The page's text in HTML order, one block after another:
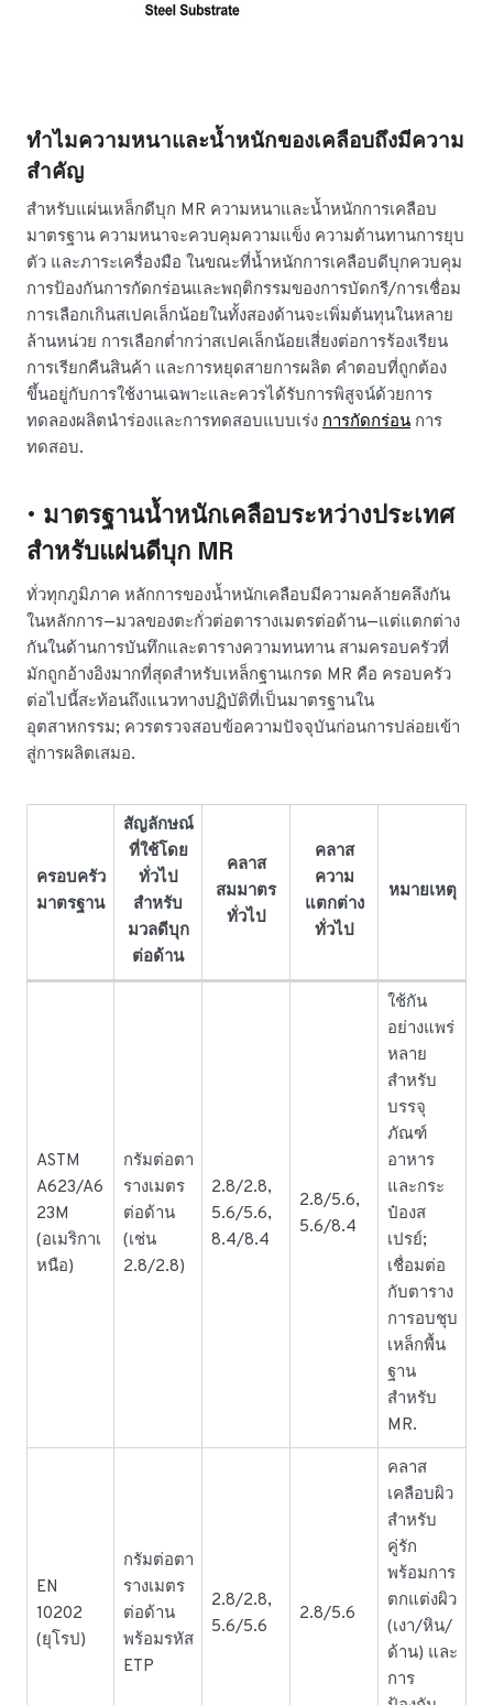
ทำไมความหนาและน้ำหนักของเคลือบถึงมีความ
สำคัญ
สำหรับแผ่นเหล็กดีบุก MR ความหนาและน้ำหนักการเคลือบ
มาตรฐาน ความหนาจะควบคุมความแข็ง ความต้านทานการยุบ
ตัว และภาระเครื่องมือ ในขณะที่น้ำหนักการเคลือบดีบุกควบคุม
การป้องกันการกัดกร่อนและพฤติกรรมของการบัดกรี/การเชื่อม
การเลือกเกินสเปคเล็กน้อยในทั้งสองด้านจะเพิ่มต้นทุนในหลาย
ล้านหน่วย การเลือกต่ำกว่าสเปคเล็กน้อยเสี่ยงต่อการร้องเรียน
การเรียกคืนสินค้า และการหยุดสายการผลิต คำตอบที่ถูกต้อง
ขึ้นอยู่กับการใช้งานเฉพาะและควรได้รับการพิสูจน์ด้วยการ
ทดลองผลิตนำร่องและการทดสอบแบบเร่ง การกัดกร่อน การ
ทดสอบ.
• มาตรฐานน้ำหนักเคลือบระหว่างประเทศ
สำหรับแผ่นดีบุก MR
ทั่วทุกภูมิภาค หลักการของน้ำหนักเคลือบมีความคล้ายคลึงกัน
ในหลักการ—มวลของตะกั่วต่อตารางเมตรต่อด้าน—แต่แตกต่าง
กันในด้านการบันทึกและตารางความทนทาน สามครอบครัวที่
มักถูกอ้างอิงมากที่สุดสำหรับเหล็กฐานเกรด MR คือ ครอบครัว
ต่อไปนี้สะท้อนถึงแนวทางปฏิบัติที่เป็นมาตรฐานใน
อุตสาหกรรม; ควรตรวจสอบข้อความปัจจุบันก่อนการปล่อยเข้า
สู่การผลิตเสมอ.
ครอบครัว
มาตรฐาน
สัญลักษณ์
ที่ใช้โดย
ทั่วไป
สำหรับ
มวลดีบุก
ต่อด้าน
คลาส
สมมาตร
ทั่วไป
คลาส
ความ
แตกต่าง
ทั่วไป
หมายเหตุ
ASTM
A623/A6
23M
(อเมริกาเ
หนือ)
กรัมต่อตา
รางเมตร
ต่อด้าน
(เช่น
2.8/2.8)
2.8/2.8,
5.6/5.6,
8.4/8.4
2.8/5.6,
5.6/8.4
ใช้กัน
อย่างแพร่
หลาย
สำหรับ
บรรจุ
ภัณฑ์
อาหาร
และกระ
ป๋องส
เปรย์;
เชื่อมต่อ
กับตาราง
การอบชุบ
เหล็กพื้น
ฐาน
สำหรับ
MR.
EN
10202
(ยุโรป)
กรัมต่อตา
รางเมตร
ต่อด้าน
พร้อมรหัส
ETP
2.8/2.8,
5.6/5.6
2.8/5.6
คลาส
เคลือบผิว
สำหรับ
คู่รัก
พร้อมการ
ตกแต่งผิว
(เงา/หิน/
ด้าน) และ
การ